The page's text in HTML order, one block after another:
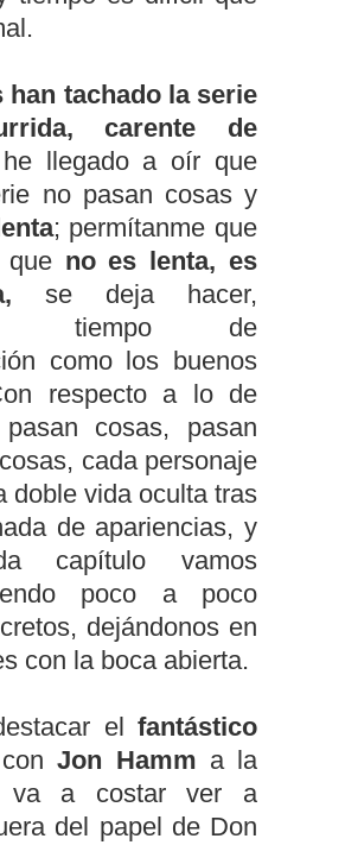
han tachado la serie
carente de
he llegado a oír que
no pasan cosas y
; permítanme que
que no es lenta, es
se deja hacer,
tiempo de
como los buenos
respecto a lo de
cosas, pasan
cada personaje
doble vida oculta tras
de apariencias, y
capítulo vamos
poco a poco
dejándonos en
con la boca abierta.
el fantástico
Jon Hamm a la
va a costar ver a
del papel de Don